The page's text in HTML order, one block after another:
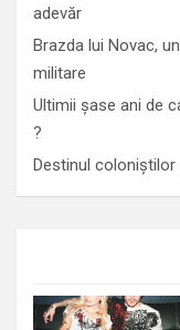
adevăr
Brazda lui Novac,
militare
Ultimii șase ani de
?
Destinul coloniștilor